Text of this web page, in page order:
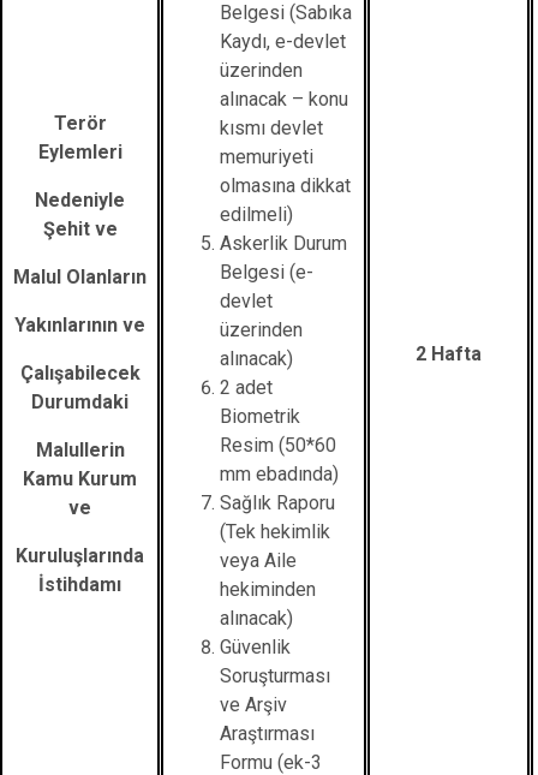
Terör
Eylemleri
Nedeniyle
Şehit ve
Malul Olanların
Yakınlarının ve
Çalışabilecek
Durumdaki
Malullerin
Kamu Kurum
ve
Kuruluşlarında
İstihdamı
Belgesi (Sabıka
Kaydı, e-devlet
üzerinden
alınacak – konu
kısmı devlet
memuriyeti
olmasına dikkat
edilmeli)
Askerlik Durum
Belgesi (e-
devlet
üzerinden
alınacak)
2 adet
Biometrik
Resim (50*60
mm ebadında)
Sağlık Raporu
(Tek hekimlik
veya Aile
hekiminden
alınacak)
Güvenlik
Soruşturması
ve Arşiv
Araştırması
Formu (ek-3
2 Hafta